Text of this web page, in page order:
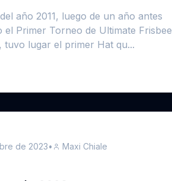
año 2011, luego de un año antes
el Primer Torneo de Ultimate Frisbee
tuvo lugar el primer Hat qu...
de 2023• Maxi Chiale